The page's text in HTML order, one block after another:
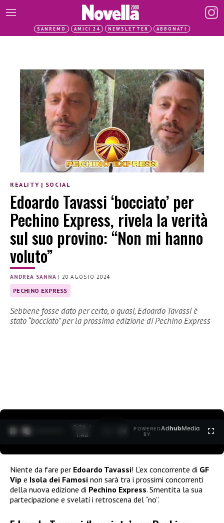
SANREMO AMICI 24 NEWSLETTER ABBONATI
REALITY | SOCIAL
Edoardo Tavassi ‘bocciato’ per
Pechino Express, rivela la verità
sul suo provino: “Non mi hanno
voluto”
ANDREA SANNA |20 AGOSTO 2024
PECHINO EXPRESS
Sebbene fosse dato per certo, o quasi, Edoardo Tavassi è
stato “bocciato” per la prossima edizione di Pechino Express
0:28 /
1:40
POWERED
BY
AdhubMedia
Niente da fare per Edoardo Tavassi! L’ex concorrente di GF
Vip e Isola dei Famosi non sarà tra i prossimi concorrenti
della nuova edizione di Pechino Express. Smentita la sua
partecipazione e svelati i retroscena del “no”.